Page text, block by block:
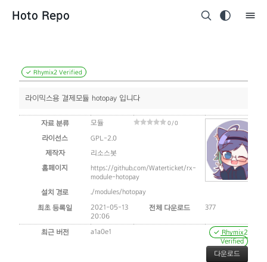
Hoto Repo
✓ Rhymix2 Verified
라이믹스용 결제모듈 hotopay 입니다
자료 분류 모듈 0 / 0
라이선스
GPL-2.0
제작자
리소스봇
홈페이지
https://github.com/Waterticket/rx-
module-hotopay
설치 경로
./modules/hotopay
최초 등록일
2021-05-13
20:06
전체 다운로드 377
최근 버전 a1a0e1
✓ Rhymix2
Verified
다운로드